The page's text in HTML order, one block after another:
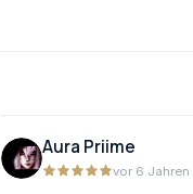
Aura Priime
vor 6 Jahren